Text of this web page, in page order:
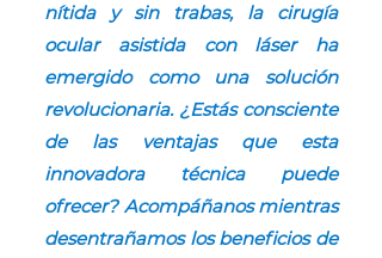
nítida y sin trabas, la cirugía
ocular asistida con láser ha
emergido como una solución
revolucionaria. ¿Estás consciente
de las ventajas que esta
innovadora técnica puede
ofrecer? Acompáñanos mientras
desentrañamos los beneficios de